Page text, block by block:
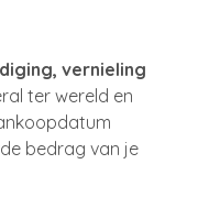
vernieling
ter wereld en
bedrag van je